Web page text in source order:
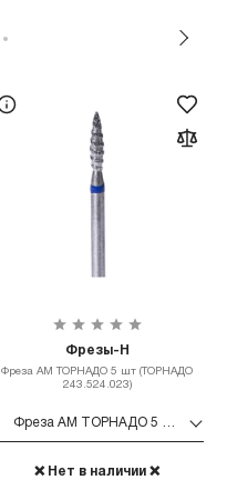
Фрезы-Н
Фреза АМ ТОРНАДО 5 шт (ТОРНАДО
243.524.023)
Фреза АМ ТОРНАДО 5 шт (ТОРНАДО 243.524.023)
❌ Нет в наличии ❌